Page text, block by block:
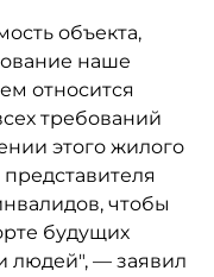
объекта,
наше
относится
требований
этого жилого
чтобы
будущих
людей", — заявил